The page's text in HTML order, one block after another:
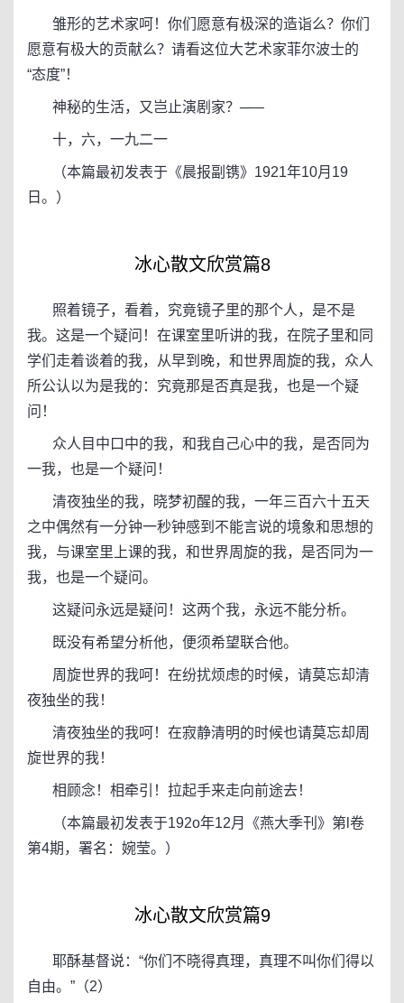
雏形的艺术家呵！你们愿意有极深的造诣么？你们
愿意有极大的贡献么？请看这位大艺术家菲尔波士的
“态度”！
神秘的生活，又岂止演剧家？─—
十，六，一九二一
（本篇最初发表于《晨报副镌》1921年10月19
日。）
冰心散文欣赏篇8
照着镜子，看着，究竟镜子里的那个人，是不是
我。这是一个疑问！在课室里听讲的我，在院子里和同
学们走着谈着的我，从早到晚，和世界周旋的我，众人
所公认以为是我的：究竟那是否真是我，也是一个疑
问！
众人目中口中的我，和我自己心中的我，是否同为
一我，也是一个疑问！
清夜独坐的我，晓梦初醒的我，一年三百六十五天
之中偶然有一分钟一秒钟感到不能言说的境象和思想的
我，与课室里上课的我，和世界周旋的我，是否同为一
我，也是一个疑问。
这疑问永远是疑问！这两个我，永远不能分析。
既没有希望分析他，便须希望联合他。
周旋世界的我呵！在纷扰烦虑的时候，请莫忘却清
夜独坐的我！
清夜独坐的我呵！在寂静清明的时候也请莫忘却周
旋世界的我！
相顾念！相牵引！拉起手来走向前途去！
（本篇最初发表于192o年12月《燕大季刊》第l卷
第4期，署名：婉莹。）
冰心散文欣赏篇9
耶酥基督说：“你们不晓得真理，真理不叫你们得以
自由。”（2）